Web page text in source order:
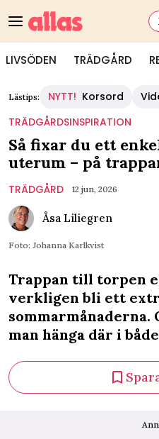
LIVSÖDEN TRÄDGÅRD
Lästips: NYTT! Korsord
TRÄDGÅRDSINSPIRATION
Så fixar du ett
uterum – på
TRÄDGÅRD 12 jun, 2026
Åsa Liliegren
Foto: Johanna Karlkvist
Trappan till torpen
verkligen bli ett
sommarmånaderna.
man hänga där i